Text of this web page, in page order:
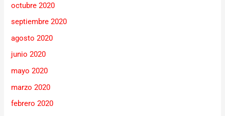
octubre 2020
septiembre 2020
agosto 2020
junio 2020
mayo 2020
marzo 2020
febrero 2020